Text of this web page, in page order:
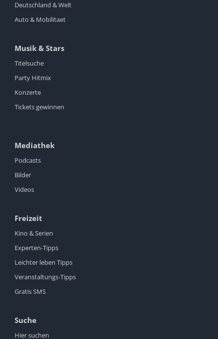
Deutschland & Welt
Auto & Mobilitaet
Musik & Stars
Titelsuche
Party Hitmix
Konzerte
Tickets gewinnen
Mediathek
Podcasts
Bilder
Videos
Freizeit
Kino & Serien
Experten-Tipps
Leichter leben Tipps
Veranstaltungs-Tipps
Gratis SMS
Suche
Hier suchen